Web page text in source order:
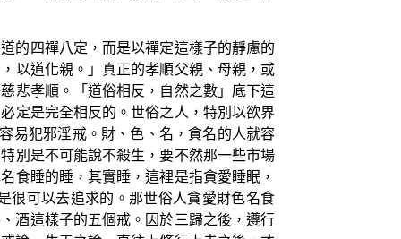
的四禪八定，而是以禪定這樣子的靜慮的
以道化親。」真正的孝順父親、母親，或
悲孝順。「道俗相反，自然之數」底下這
定是完全相反的。世俗之人，特別以欲界
易犯邪淫戒。財、色、名，貪名的人就容
別是不可能說不殺生，要不然那一些市場
食睡的睡，其實睡，這裡是指貪愛睡眠，
很可以去追求的。那世俗人貪愛財色名食
酒這樣子的五個戒。因於三歸之後，遵行